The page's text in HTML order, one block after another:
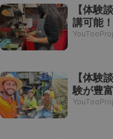
【体験
講可能
【体験
験が豊